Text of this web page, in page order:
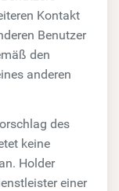
Kontakt
Benutzer
den
anderen
des
keine
Holder
einer